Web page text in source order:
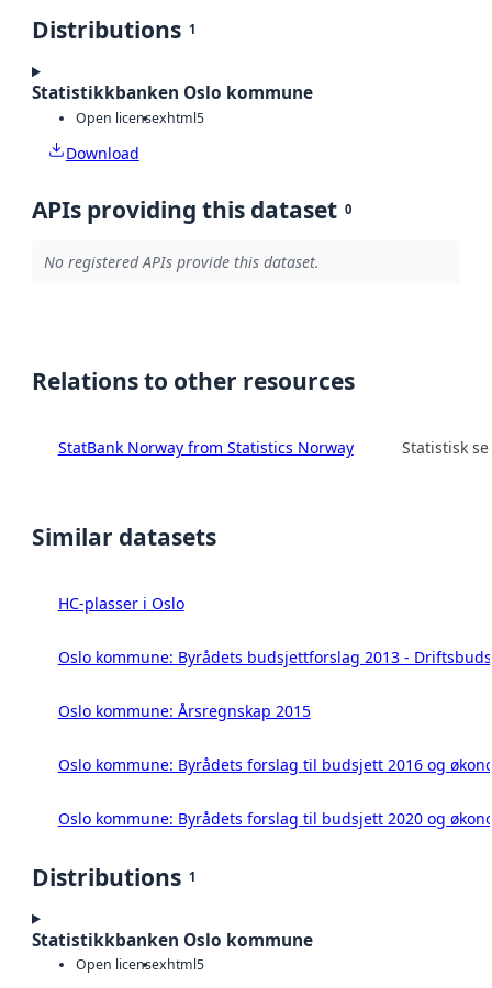
Distributions 1
Statistikkbanken Oslo kommune
Open licensexhtml5
Download
APIs providing this dataset 0
No registered APIs provide this dataset.
Relations to other resources
StatBank Norway from Statistics Norway Statistisk
Similar datasets
HC-plasser i Oslo
Oslo kommune: Byrådets budsjettforslag 2013 -
Oslo kommune: Årsregnskap 2015
Oslo kommune: Byrådets forslag til budsjett 2016 og
Oslo kommune: Byrådets forslag til budsjett 2020 og
Distributions 1
Statistikkbanken Oslo kommune
Open licensexhtml5